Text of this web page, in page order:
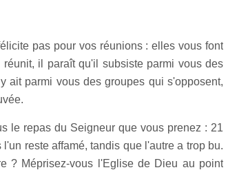
pas pour vos réunions : elles vous font
il paraît qu'il subsiste parmi vous des
ait parmi vous des groupes qui s'opposent,
le repas du Seigneur que vous prenez : 21
reste affamé, tandis que l'autre a trop bu.
? Méprisez-vous l'Eglise de Dieu au point